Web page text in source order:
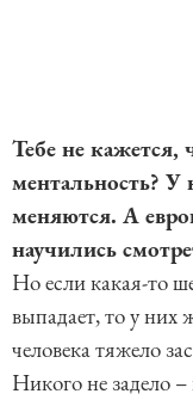
Тебе не кажется,
ментальность? У
меняются. А
научились
Но если какая-то
выпадает, то у них
человека тяжело
Никого не задело